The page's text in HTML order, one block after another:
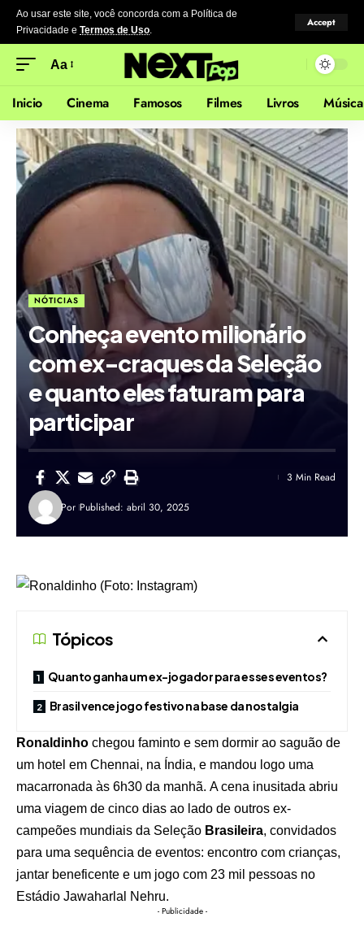
Ao usar este site, você concorda com a Política de
Privacidade e Termos de Uso.
Accept
Aa
Inicio Cinema Famosos Filmes Livros Música
NÓTICIAS
Conheça evento milionário
com ex-craques da Seleção
e quanto eles faturam para
participar
Por Published: abril 30, 2025
3 Min Read
Tópicos
Quanto ganha um ex-jogador para esses eventos?
Brasil vence jogo festivo na base da nostalgia
Ronaldinho chegou faminto e sem dormir ao saguão de
um hotel em Chennai, na Índia, e mandou logo uma
macarronada às 6h30 da manhã. A cena inusitada abriu
uma viagem de cinco dias ao lado de outros ex-
campeões mundiais da Seleção Brasileira, convidados
para uma sequência de eventos: encontro com crianças,
jantar beneficente e um jogo com 23 mil pessoas no
Estádio Jawaharlal Nehru.
- Publicidade -